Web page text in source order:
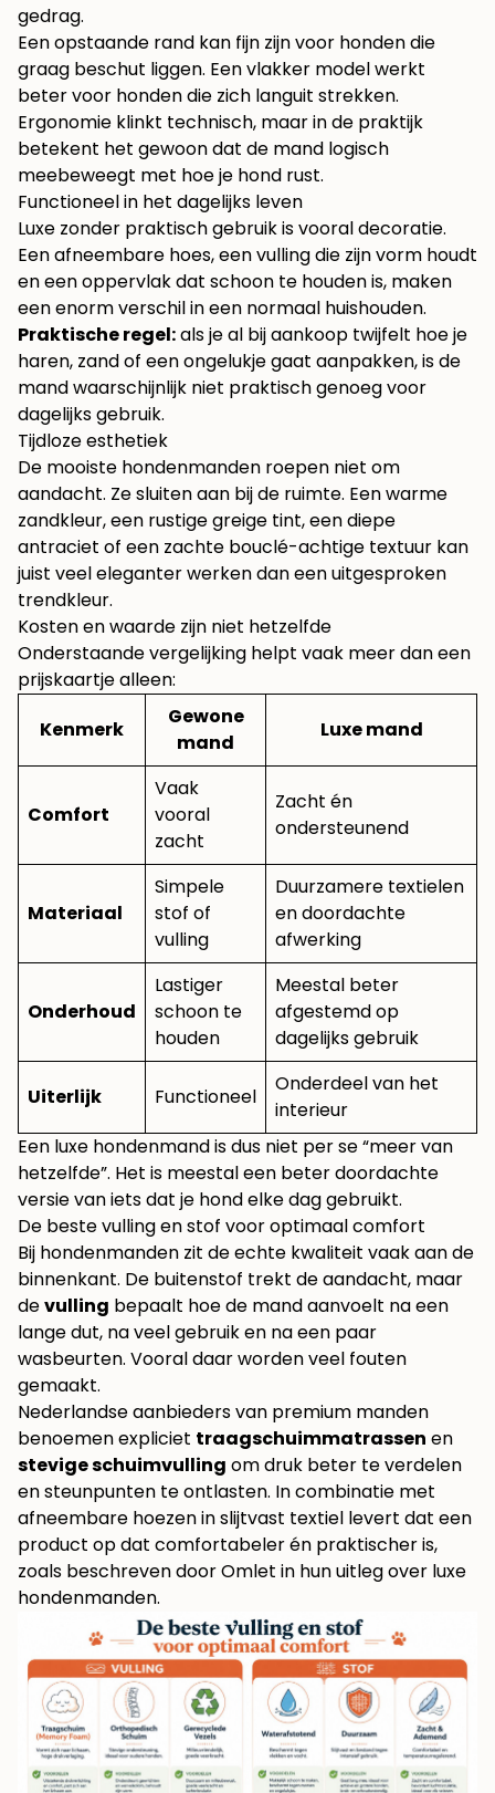
gedrag.
Een opstaande rand kan fijn zijn voor honden die
graag beschut liggen. Een vlakker model werkt
beter voor honden die zich languit strekken.
Ergonomie klinkt technisch, maar in de praktijk
betekent het gewoon dat de mand logisch
meebeweegt met hoe je hond rust.
Functioneel in het dagelijks leven
Luxe zonder praktisch gebruik is vooral decoratie.
Een afneembare hoes, een vulling die zijn vorm houdt
en een oppervlak dat schoon te houden is, maken
een enorm verschil in een normaal huishouden.
Praktische regel:als je al bij aankoop twijfelt hoe je
haren, zand of een ongelukje gaat aanpakken, is de
mand waarschijnlijk niet praktisch genoeg voor
dagelijks gebruik.
Tijdloze esthetiek
De mooiste hondenmanden roepen niet om
aandacht. Ze sluiten aan bij de ruimte. Een warme
zandkleur, een rustige greige tint, een diepe
antraciet of een zachte bouclé-achtige textuur kan
juist veel eleganter werken dan een uitgesproken
trendkleur.
Kosten en waarde zijn niet hetzelfde
Onderstaande vergelijking helpt vaak meer dan een
prijskaartje alleen:
Kenmerk
Gewone
mand
Luxe mand
Comfort
Vaak
vooral
zacht
Zacht én
ondersteunend
Materiaal
Simpele
stof of
vulling
Duurzamere textielen
en doordachte
afwerking
Onderhoud
Lastiger
schoon te
houden
Meestal beter
afgestemd op
dagelijks gebruik
Uiterlijk Functioneel
Onderdeel van het
interieur
Een luxe hondenmand is dus niet per se “meer van
hetzelfde”. Het is meestal een beter doordachte
versie van iets dat je hond elke dag gebruikt.
De beste vulling en stof voor optimaal comfort
Bij hondenmanden zit de echte kwaliteit vaak aan de
binnenkant. De buitenstof trekt de aandacht, maar
devulling bepaalt hoe de mand aanvoelt na een
lange dut, na veel gebruik en na een paar
wasbeurten. Vooral daar worden veel fouten
gemaakt.
Nederlandse aanbieders van premium manden
benoemen expliciet traagschuimmatrassen en
stevige schuimvulling om druk beter te verdelen
en steunpunten te ontlasten. In combinatie met
afneembare hoezen in slijtvast textiel levert dat een
product op dat comfortabeler én praktischer is,
zoals beschreven doorOmlet in hun uitleg over luxe
hondenmanden.